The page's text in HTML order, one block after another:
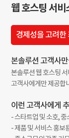
웹 호스팅 서비
경제성을 고려한
본솔루션 고객사
본솔루션 웹 호스팅
고객사에게만 제공합
이런 고객사에게
- 스타트업 및 소호,
- 제품 및 서비스 홍보